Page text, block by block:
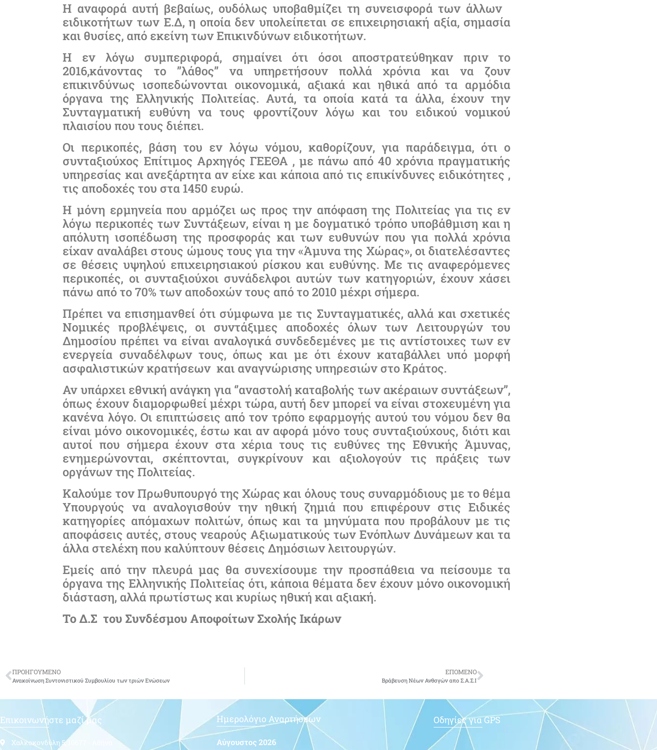
Η αναφορά αυτή βεβαίως, ουδόλως υποβαθμίζει τη συνεισφορά των άλλων
ειδικοτήτων των Ε.Δ, η οποία δεν υπολείπεται σε επιχειρησιακή αξία, σημασία
και θυσίες, από εκείνη των Επικινδύνων ειδικοτήτων.
H εν λόγω συμπεριφορά, σημαίνει ότι όσοι αποστρατεύθηκαν πριν το
2016,κάνοντας το ’’λάθος’’ να υπηρετήσουν πολλά χρόνια και να ζουν
επικινδύνως ισοπεδώνονται οικονομικά, αξιακά και ηθικά από τα αρμόδια
όργανα της Ελληνικής Πολιτείας. Αυτά, τα οποία κατά τα άλλα, έχουν την
Συνταγματική ευθύνη να τους φροντίζουν λόγω και του ειδικού νομικού
πλαισίου που τους διέπει.
Οι περικοπές, βάση του εν λόγω νόμου, καθορίζουν, για παράδειγμα, ότι ο
συνταξιούχος Επίτιμος Αρχηγός ΓΕΕΘΑ , με πάνω από 40 χρόνια πραγματικής
υπηρεσίας και ανεξάρτητα αν είχε και κάποια από τις επικίνδυνες ειδικότητες ,
τις αποδοχές του στα 1450 ευρώ.
Η μόνη ερμηνεία που αρμόζει ως προς την απόφαση της Πολιτείας για τις εν
λόγω περικοπές των Συντάξεων, είναι η με δογματικό τρόπο υποβάθμιση και η
απόλυτη ισοπέδωση της προσφοράς και των ευθυνών που για πολλά χρόνια
είχαν αναλάβει στους ώμους τους για την «Άμυνα της Χώρας», οι διατελέσαντες
σε θέσεις υψηλού επιχειρησιακού ρίσκου και ευθύνης. Με τις αναφερόμενες
περικοπές, οι συνταξιούχοι συνάδελφοι αυτών των κατηγοριών, έχουν χάσει
πάνω από το 70% των αποδοχών τους από το 2010 μέχρι σήμερα.
Πρέπει να επισημανθεί ότι σύμφωνα με τις Συνταγματικές, αλλά και σχετικές
Νομικές προβλέψεις, οι συντάξιμες αποδοχές όλων των Λειτουργών του
Δημοσίου πρέπει να είναι αναλογικά συνδεδεμένες με τις αντίστοιχες των εν
ενεργεία συναδέλφων τους, όπως και με ότι έχουν καταβάλλει υπό μορφή
ασφαλιστικών κρατήσεων και αναγνώρισης υπηρεσιών στο Κράτος.
Αν υπάρχει εθνική ανάγκη για ‘’αναστολή καταβολής των ακέραιων συντάξεων’’,
όπως έχουν διαμορφωθεί μέχρι τώρα, αυτή δεν μπορεί να είναι στοχευμένη για
κανένα λόγο. Οι επιπτώσεις από τον τρόπο εφαρμογής αυτού του νόμου δεν θα
είναι μόνο οικονομικές, έστω και αν αφορά μόνο τους συνταξιούχους, διότι και
αυτοί που σήμερα έχουν στα χέρια τους τις ευθύνες της Εθνικής Άμυνας,
ενημερώνονται, σκέπτονται, συγκρίνουν και αξιολογούν τις πράξεις των
οργάνων της Πολιτείας.
Καλούμε τον Πρωθυπουργό της Χώρας και όλους τους συναρμόδιους με το θέμα
Υπουργούς να αναλογισθούν την ηθική ζημιά που επιφέρουν στις Ειδικές
κατηγορίες απόμαχων πολιτών, όπως και τα μηνύματα που προβάλουν με τις
αποφάσεις αυτές, στους νεαρούς Αξιωματικούς των Ενόπλων Δυνάμεων και τα
άλλα στελέχη που καλύπτουν θέσεις Δημόσιων λειτουργών.
Εμείς από την πλευρά μας θα συνεχίσουμε την προσπάθεια να πείσουμε τα
όργανα της Ελληνικής Πολιτείας ότι, κάποια θέματα δεν έχουν μόνο οικονομική
διάσταση, αλλά πρωτίστως και κυρίως ηθική και αξιακή.
Το Δ.Σ του Συνδέσμου Αποφοίτων Σχολής Ικάρων
ΠΡΟΗΓΟΥΜΕΝΟ
Ανακοίνωση Συντονιστικού Συμβουλίου των τριών Ενώσεων
ΕΠΟΜΕΝΟ
Βράβευση Νέων Ανθσγών απο Σ.Α.Σ.Ι
Επικοινωνήστε μαζί μας
Χαλκοκονδύλη 5, 10677 - Αθήνα
Ημερολόγιο Αναρτήσεων
Αύγουστος 2026
Οδηγίες για GPS